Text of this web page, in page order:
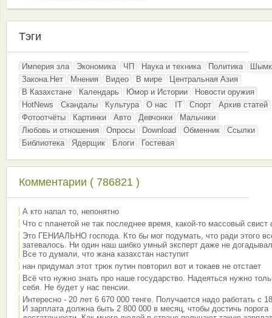
Тэги
Империя зла Экономика ЧП Наука и техника Политика
Закона.Нет
Мнения Видео В мире
Центральная Азия
В Казахстане
Календарь Юмор и Истории
Новости оружия
HotNews
Скандалы Культура О нас IT Спорт
Архив статей
Фотоотчёты
Картинки Авто Девчонки
Мальчики
Любовь и отношения
Опросы Download Обменник
Ссылки
Библиотека
Ядерщик Блоги Гостевая
Комментарии ( 786821 )
А кто напал то, непонятно
Что с планетой не так последнее время, какой-то массовый свист
Это ГЕНИАЛЬНО господа. Кто бы мог подумать, что ради этого
затевалось. Ни один наш шибко умный эксперт даже не
Все то думали, что жана казахстан наступит
нан придумал этот трюк путин повторил вот и токаев не отстает
Всё что нужно знать про наше государство. Надеяться нужно
себя. Не будет у нас пенсии.
Интересно - 20 лет 6 670 000 тенге. Получается надо работать с
И зарплата должна быть 2 800 000 в месяц, чтобы достичь порога